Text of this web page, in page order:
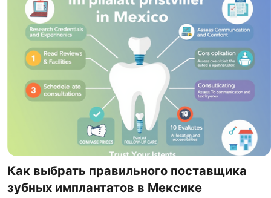
Как выбрать правильного поставщика
зубных имплантатов в Мексике